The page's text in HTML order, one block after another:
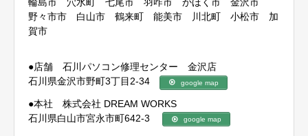
輪島市 穴水町 七尾市 羽咋市 かほく市 金沢市
野々市市 白山市 鶴来町 能美市 川北町 小松市 加
賀市
●店舗 石川パソコン修理センター 金沢店
石川県金沢市野町3丁目2-34
google map
●本社 株式会社 DREAM WORKS
石川県白山市宮永市町642-3
google map